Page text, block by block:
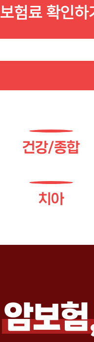
보험료 확인하
건강/종합
치아
암보